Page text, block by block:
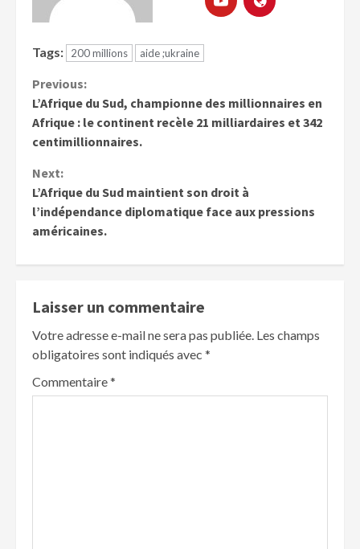
Tags: 200 millions aide ;ukraine
Previous:
L’Afrique du Sud, championne des millionnaires en
Afrique : le continent recèle 21 milliardaires et 342
centimillionnaires.
Next:
L’Afrique du Sud maintient son droit à
l’indépendance diplomatique face aux pressions
américaines.
Laisser un commentaire
Votre adresse e-mail ne sera pas publiée. Les champs
obligatoires sont indiqués avec *
Commentaire*